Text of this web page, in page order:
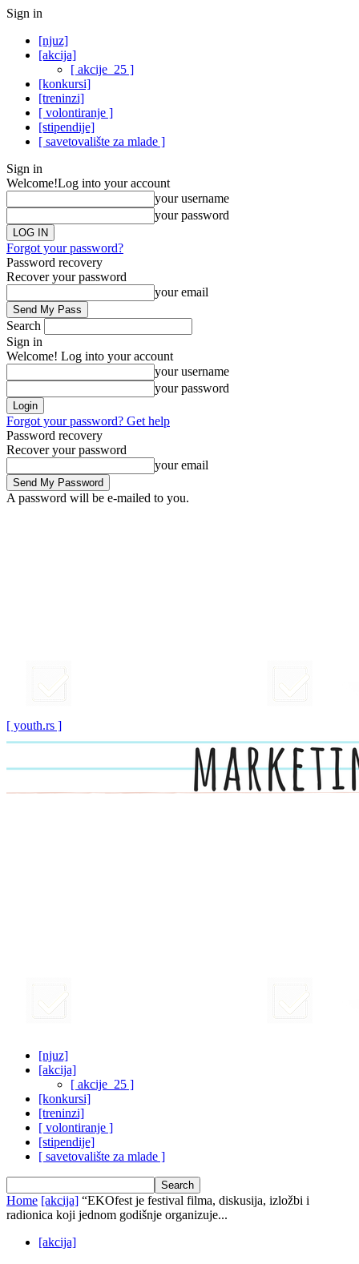
Sign in
[njuz]
[akcija]
[ akcije_25 ]
[konkursi]
[treninzi]
[ volontiranje ]
[stipendije]
[ savetovalište za mlade ]
Sign in
Welcome!Log into your account
your username
your password
Forgot your password?
Password recovery
Recover your password
your email
Search
Sign in
Welcome! Log into your account
your username
your password
Forgot your password? Get help
Password recovery
Recover your password
your email
A password will be e-mailed to you.
[ youth.rs ]
[njuz]
[akcija]
[ akcije_25 ]
[konkursi]
[treninzi]
[ volontiranje ]
[stipendije]
[ savetovalište za mlade ]
Home [akcija] “EKOfest je festival filma, diskusija, izložbi i
radionica koji jednom godišnje organizuje...
[akcija]